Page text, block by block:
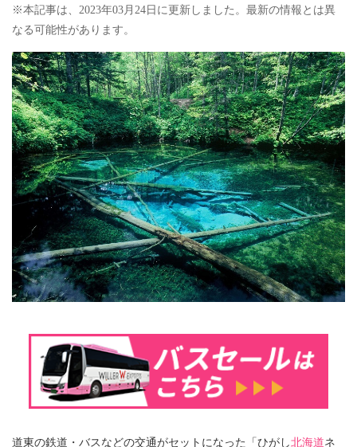
※本記事は、2023年03月24日に更新しました。最新の情報とは異
なる可能性があります。
道東の鉄道・バスなどの交通がセットになった「ひがし北海道ネ